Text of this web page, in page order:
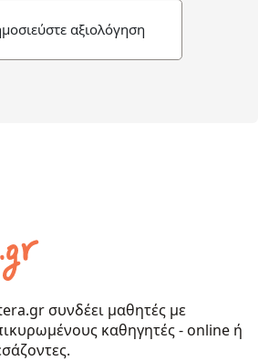
αξιολόγηση
συνδέει μαθητές με
καθηγητές - online ή